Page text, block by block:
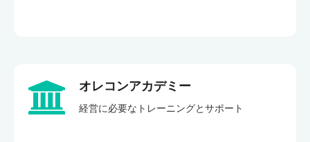
オレコンアカデミー
経営に必要なトレーニングとサポート